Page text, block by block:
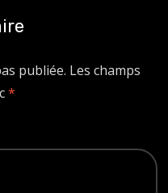
publiée. Les champs
*